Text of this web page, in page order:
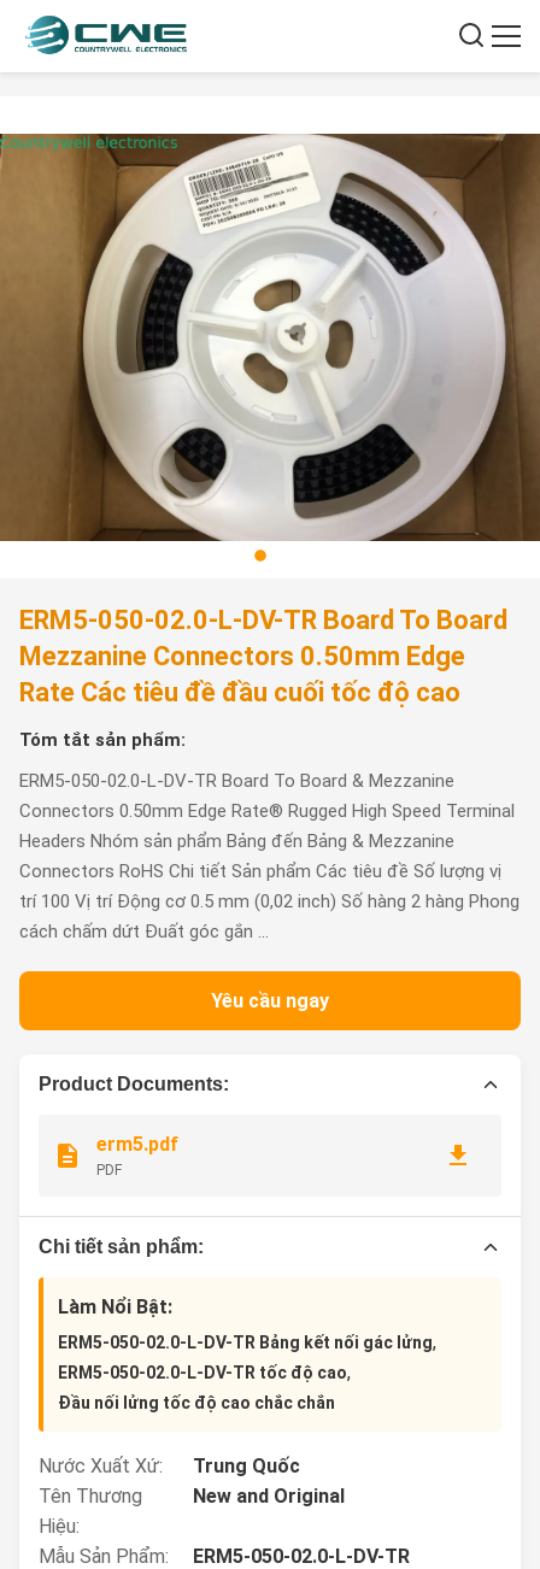
ERM5-050-02.0-L-DV-TR Board To Board
Mezzanine Connectors 0.50mm Edge
Rate Các tiêu đề đầu cuối tốc độ cao
Tóm tắt sản phẩm:
ERM5-050-02.0-L-DV-TR Board To Board & Mezzanine
Connectors 0.50mm Edge Rate® Rugged High Speed Terminal
Headers Nhóm sản phẩm Bảng đến Bảng & Mezzanine
Connectors RoHS Chi tiết Sản phẩm Các tiêu đề Số lượng vị
trí 100 Vị trí Động cơ 0.5 mm (0,02 inch) Số hàng 2 hàng Phong
cách chấm dứt Đuất góc gắn ...
Yêu cầu ngay
Product Documents:
erm5.pdf
PDF
Chi tiết sản phẩm:
Làm Nổi Bật:
ERM5-050-02.0-L-DV-TR Bảng kết nối gác lửng,
ERM5-050-02.0-L-DV-TR tốc độ cao,
Đầu nối lửng tốc độ cao chắc chắn
Nước Xuất Xứ:
Trung Quốc
Tên Thương
Hiệu:
New and Original
Mẫu Sản Phẩm:
ERM5-050-02.0-L-DV-TR